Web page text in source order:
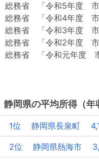
総務省 「令和5年度 市
総務省 「令和4年度 市
総務省 「令和3年度 市
総務省 「令和2年度 市
総務省 「令和元年度 市
静岡県の平均所得（年
1位 静岡県長泉町
2位 静岡県熱海市